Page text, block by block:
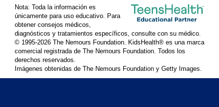
Nota: Toda la información es
únicamente para uso educativo. Para
obtener consejos médicos,
diagnósticos y tratamientos específicos, consulte con su médico.
© 1995-2026 The Nemours Foundation. KidsHealth® es una marca
comercial registrada de The Nemours Foundation. Todos los
derechos reservados.
Imágenes obtenidas de The Nemours Foundation y Getty Images.